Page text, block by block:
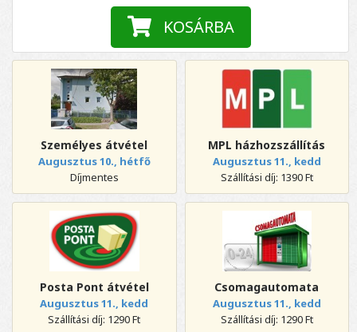
KOSÁRBA
Személyes átvétel
Augusztus 10., hétfő
Díjmentes
MPL házhozszállítás
Augusztus 11., kedd
Szállítási díj: 1390 Ft
Posta Pont átvétel
Augusztus 11., kedd
Szállítási díj: 1290 Ft
Csomagautomata
Augusztus 11., kedd
Szállítási díj: 1290 Ft